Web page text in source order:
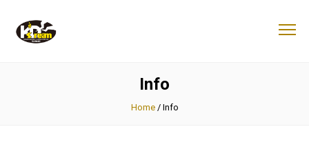
Info
Home/ Info